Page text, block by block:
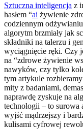
Sztuczna inteligencja z
hasłem “ai żywienie
codziennym
algorytm brzmiały jak
składniki na talerzu i
wyciągnięcie ręki. Czy
na “zdrowe żywienie
nawyków, czy tylko
tym artykule
mity z badaniami,
naprawdę zyskuje na
technologii – to surowa
wyjść mądrzejszy i
kulisami cyfrowej